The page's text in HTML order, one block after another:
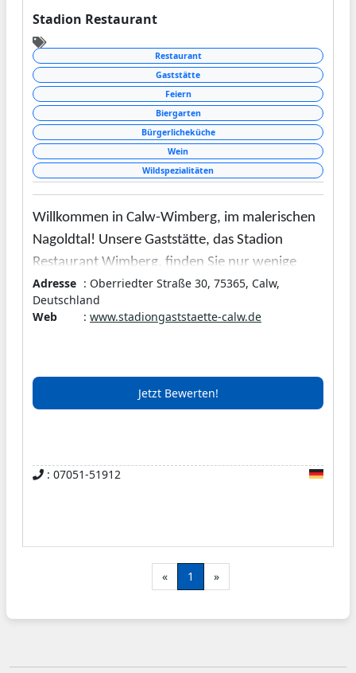
Stadion Restaurant
Restaurant
Gaststätte
Feiern
Biergarten
Bürgerlicheküche
Wein
Wildspezialitäten
Willkommen in Calw-Wimberg, im malerischen
Nagoldtal! Unsere Gaststätte, das Stadion
Restaurant Wimberg, finden Sie nur wenige
Minuten entfernt vom Zentrum der Hermann-
Hesse-Stadt Calw, direkt am Stadion des
Ortsteils Wimberg gelegen. Die Inhaberin
bewirten zu dürfen. Frisch für Sie zubereitete
schwäbische und deutsche Spezialitäten
Seit nunmehr über acht Jahren verwöhnen wir
unsere Gäste mit einem ebenso fachkundigen
Trank.
Adresse : Oberriedter Straße 30, 75365, Calw,
Deutschland
Web
: www.stadiongaststaette-calw.de
Jetzt Bewerten!
: 07051-51912
« 1 »